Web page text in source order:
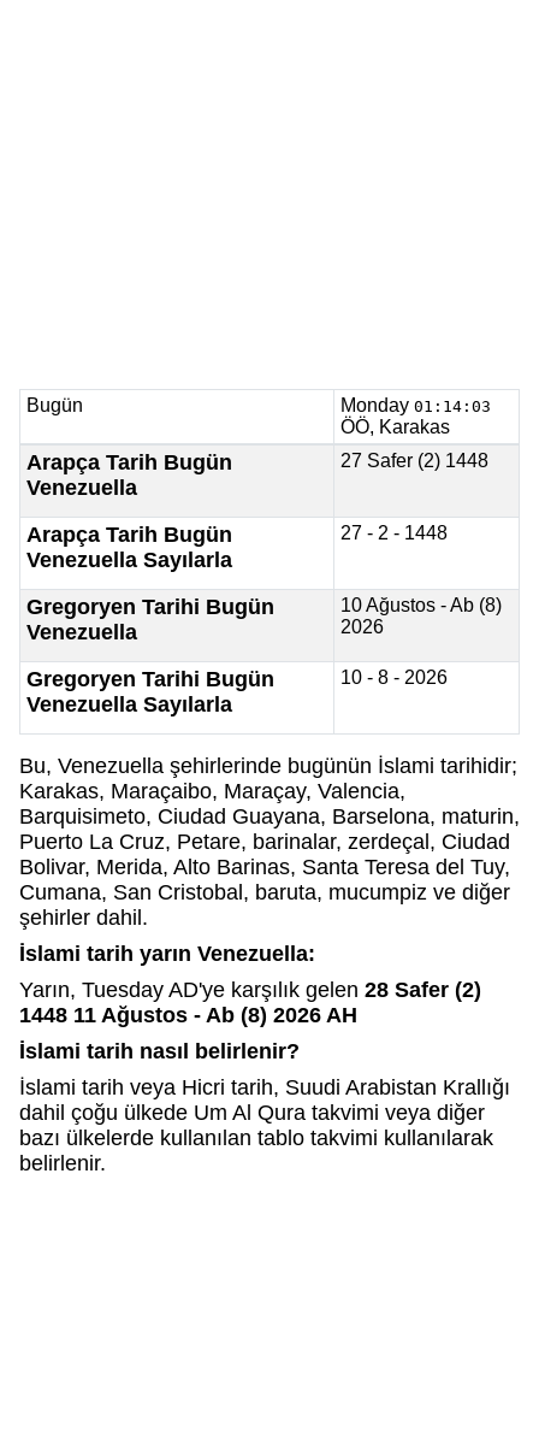
Bugün Monday 01:14:03
ÖÖ, Karakas
Arapça Tarih Bugün
Venezuella
27 Safer (2) 1448
Arapça Tarih Bugün
Venezuella Sayılarla
27 - 2 - 1448
Gregoryen Tarihi Bugün
Venezuella
10 Ağustos - Ab (8)
2026
Gregoryen Tarihi Bugün
Venezuella Sayılarla
10 - 8 - 2026
Bu, Venezuella şehirlerinde bugünün İslami tarihidir;
Karakas, Maraçaibo, Maraçay, Valencia,
Barquisimeto, Ciudad Guayana, Barselona, maturin,
Puerto La Cruz, Petare, barinalar, zerdeçal, Ciudad
Bolivar, Merida, Alto Barinas, Santa Teresa del Tuy,
Cumana, San Cristobal, baruta, mucumpiz ve diğer
şehirler dahil.
İslami tarih yarın Venezuella:
Yarın, Tuesday AD'ye karşılık gelen 28 Safer (2)
1448 11 Ağustos - Ab (8) 2026 AH
İslami tarih nasıl belirlenir?
İslami tarih veya Hicri tarih, Suudi Arabistan Krallığı
dahil çoğu ülkede Um Al Qura takvimi veya diğer
bazı ülkelerde kullanılan tablo takvimi kullanılarak
belirlenir.